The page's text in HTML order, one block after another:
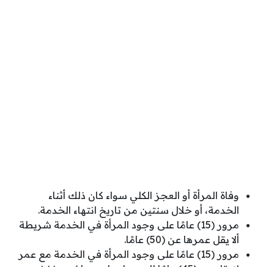
وفاة المرأة أو العجز الكلي سواء كان ذلك أثناء
الخدمة، أو خلال سنتين من تاريخ انتهاء الخدمة.
مرور (15) عامًا على وجود المرأة في الخدمة شريطة
ألا يقل عمرها عن (50) عامًا.
مرور (15) عامًا على وجود المرأة في الخدمة مع عمر